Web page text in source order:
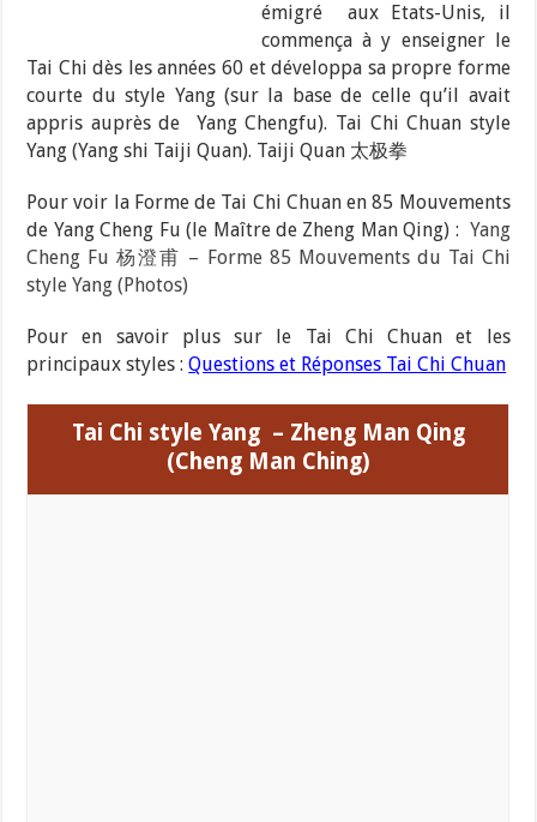
émigré aux Etats-Unis, il
commença à y enseigner le
Tai Chi dès les années 60 et développa sa propre forme
courte du style Yang (sur la base de celle qu’il avait
appris auprès de Yang Chengfu). Tai Chi Chuan style
Yang (Yang shi Taiji Quan). Taiji Quan 太极拳
Pour voir la Forme de Tai Chi Chuan en 85 Mouvements
de Yang Cheng Fu (le Maître de Zheng Man Qing) : Yang
Cheng Fu 杨澄甫 – Forme 85 Mouvements du Tai Chi
style Yang (Photos)
Pour en savoir plus sur le Tai Chi Chuan et les
principaux styles :Questions et Réponses Tai Chi Chuan
Tai Chi style Yang – Zheng Man Qing
(Cheng Man Ching)